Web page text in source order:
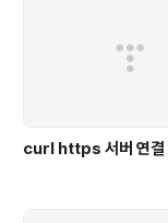
curl https 서버 연결